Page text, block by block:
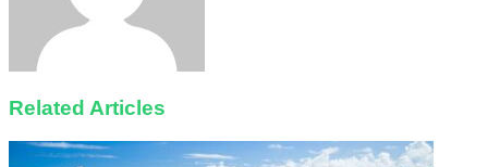
Related Articles